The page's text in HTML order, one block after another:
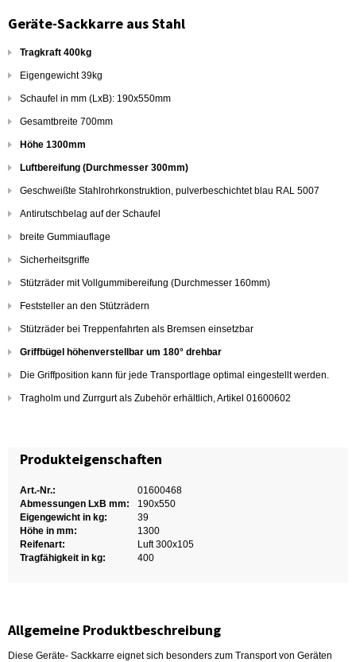
Geräte-Sackkarre aus Stahl
Tragkraft 400kg
Eigengewicht 39kg
Schaufel in mm (LxB): 190x550mm
Gesamtbreite 700mm
Höhe 1300mm
Luftbereifung (Durchmesser 300mm)
Geschweißte Stahlrohrkonstruktion, pulverbeschichtet blau RAL 5007
Antirutschbelag auf der Schaufel
breite Gummiauflage
Sicherheitsgriffe
Stützräder mit Vollgummibereifung (Durchmesser 160mm)
Feststeller an den Stützrädern
Stützräder bei Treppenfahrten als Bremsen einsetzbar
Griffbügel höhenverstellbar um 180° drehbar
Die Griffposition kann für jede Transportlage optimal eingestellt werden.
Tragholm und Zurrgurt als Zubehör erhältlich, Artikel 01600602
Produkteigenschaften
Art.-Nr.:
01600468
Abmessungen LxB mm:
190x550
Eigengewicht in kg:
39
Höhe in mm:
1300
Reifenart:
Luft 300x105
Tragfähigkeit in kg:
400
Allgemeine Produktbeschreibung
Diese Geräte- Sackkarre eignet sich besonders zum Transport von Geräten